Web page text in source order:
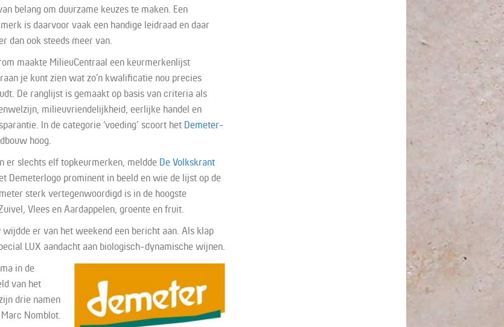
belang om duurzame keuzes te maken. Een
is daarvoor vaak een handige leidraad en daar
dan ook steeds meer van.
maakte MilieuCentraal een keurmerkenlijst
je kunt zien wat zo’n kwalificatie nou precies
De ranglijst is gemaakt op basis van criteria als
milieuvriendelijkheid, eerlijke handel en
In de categorie ‘voeding’ scoort het Demeter-
hoog.
er slechts elf topkeurmerken, meldde De Volkskrant
Demeterlogo prominent in beeld en wie de lijst op de
sterk vertegenwoordigd is in de hoogste
Vlees en Aardappelen, groente en fruit.
wijdde er van het weekend een bericht aan. Als klap
LUX aandacht aan biologisch-dynamische wijnen.
in de
van het
drie namen
Nomblot.